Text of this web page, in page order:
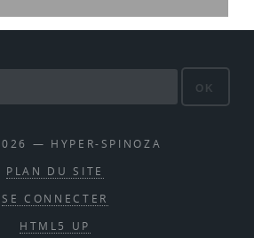
OK
— HYPER-SPINOZA
PLAN DU SITE
SE CONNECTER
HTML5 UP